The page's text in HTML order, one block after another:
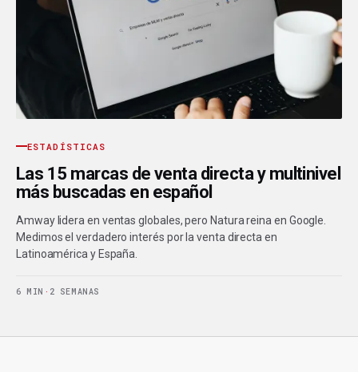
ESTADÍSTICAS
Las 15 marcas de venta directa y multinivel
más buscadas en español
Amway lidera en ventas globales, pero Natura reina en Google.
Medimos el verdadero interés por la venta directa en
Latinoamérica y España.
6 MIN · 2 SEMANAS